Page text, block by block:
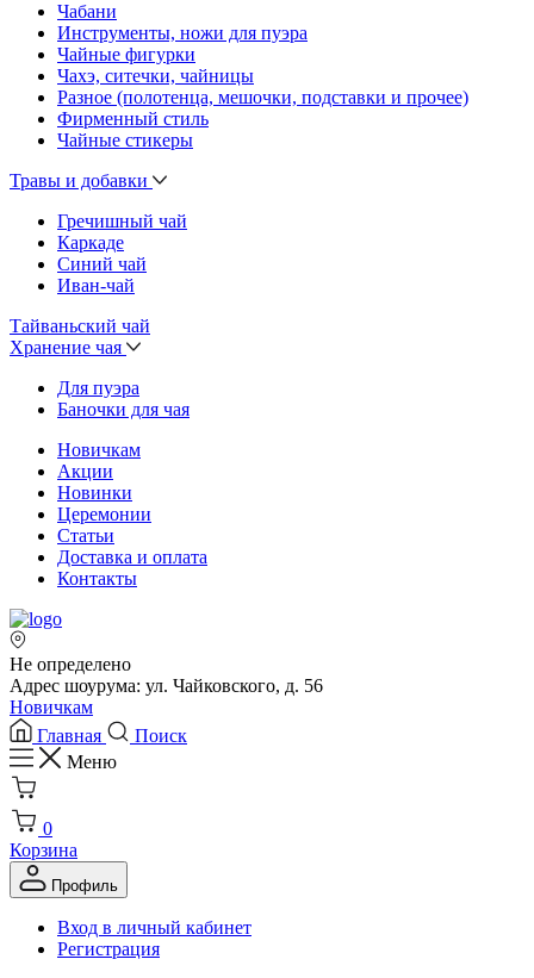
Чабани
Инструменты, ножи для пуэра
Чайные фигурки
Чахэ, ситечки, чайницы
Разное (полотенца, мешочки, подставки и прочее)
Фирменный стиль
Чайные стикеры
Травы и добавки
Гречишный чай
Каркаде
Синий чай
Иван-чай
Тайваньский чай
Хранение чая
Для пуэра
Баночки для чая
Новичкам
Акции
Новинки
Церемонии
Статьи
Доставка и оплата
Контакты
Не определено
Адрес шоурума: ул. Чайковского, д. 56
Новичкам
Главная
Поиск
Меню
0
Корзина
Профиль
Вход в личный кабинет
Регистрация